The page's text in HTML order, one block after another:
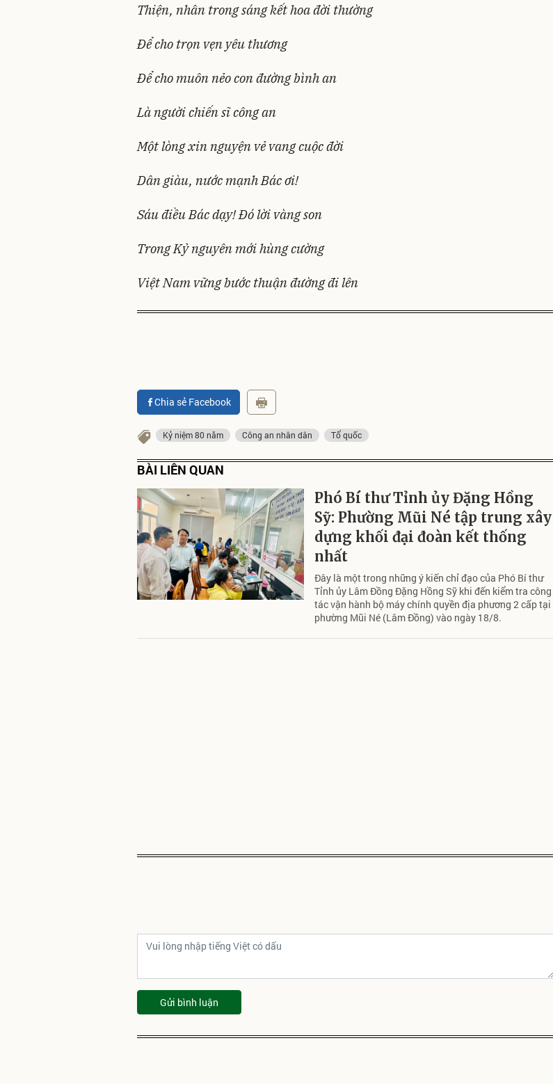
Thiện, nhân trong sáng kết hoa đời thường
Để cho trọn vẹn yêu thương
Để cho muôn nẻo con đường bình an
Là người chiến sĩ công an
Một lòng xin nguyện vẻ vang cuộc đời
Dân giàu, nước mạnh Bác ơi!
Sáu điều Bác dạy! Đó lời vàng son
Trong Kỷ nguyên mới hùng cường
Việt Nam vững bước thuận đường đi lên
Chia sẻ Facebook
Kỷ niệm 80 năm Công an nhân dân Tổ quốc
BÀI LIÊN QUAN
Phó Bí thư Tỉnh ủy Đặng Hồng
Sỹ: Phường Mũi Né tập trung xây
dựng khối đại đoàn kết thống
nhất
Đây là một trong những ý kiến chỉ đạo của Phó Bí thư
Tỉnh ủy Lâm Đồng Đặng Hồng Sỹ khi đến kiểm tra công
tác vận hành bộ máy chính quyền địa phương 2 cấp tại
phường Mũi Né (Lâm Đồng) vào ngày 18/8.
Gửi bình luận